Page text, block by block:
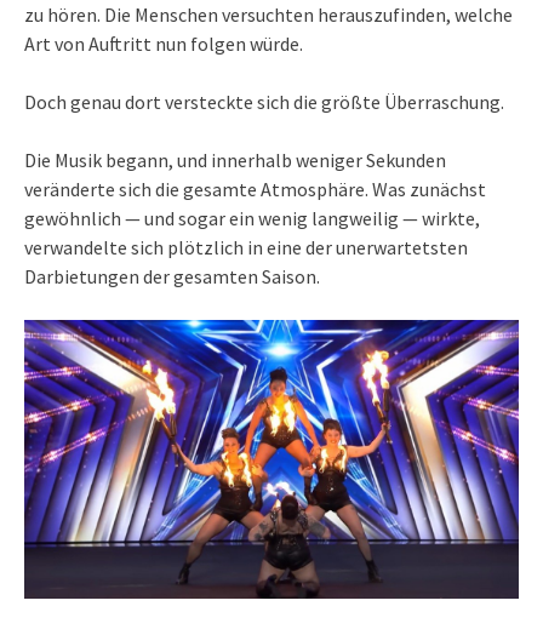
zu hören. Die Menschen versuchten herauszufinden, welche
Art von Auftritt nun folgen würde.
Doch genau dort versteckte sich die größte Überraschung.
Die Musik begann, und innerhalb weniger Sekunden
veränderte sich die gesamte Atmosphäre. Was zunächst
gewöhnlich — und sogar ein wenig langweilig — wirkte,
verwandelte sich plötzlich in eine der unerwartetsten
Darbietungen der gesamten Saison.